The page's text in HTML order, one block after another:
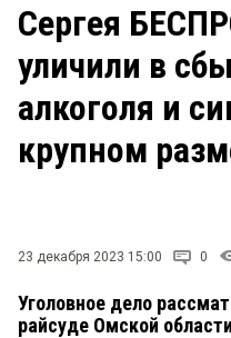
ЗАКОН
Сергея
уличили в
алкоголя и
крупном
23 декабря 2023 15:00 0
Уголовное дело
райсуде Омской